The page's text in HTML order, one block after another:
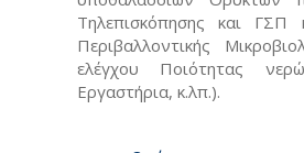
Τηλεπισκόπησης και ΓΣΠ
Περιβαλλοντικής
ελέγχου Ποιότητας
Εργαστήρια, κ.λπ.).